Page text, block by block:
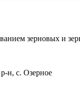
зерновых и
н, с. Озерное